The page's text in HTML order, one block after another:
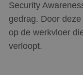
Security
gedrag. Door
op de werkvloer
verloopt.